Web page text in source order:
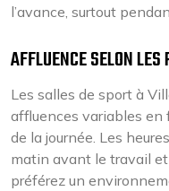
l’avance, surtout
AFFLUENCE SELON LES
Les salles de sport à
affluences variables en
de la journée. Les
matin avant le travail
préférez un